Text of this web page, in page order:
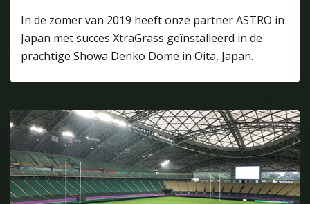
In de zomer van 2019 heeft onze partner ASTRO in
Japan met succes XtraGrass geïnstalleerd in de
prachtige Showa Denko Dome in Oita, Japan.